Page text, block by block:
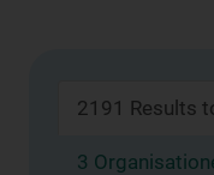
2191 Results
3